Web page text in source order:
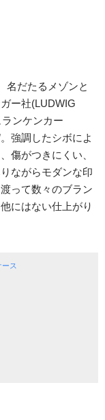
名だたるメゾンと
ー社(LUDWIG
ンケンカー
強調したシボによ
傷がつきにくい、
ながらモダンな印
って数々のブラン
にはない仕上がり
ス